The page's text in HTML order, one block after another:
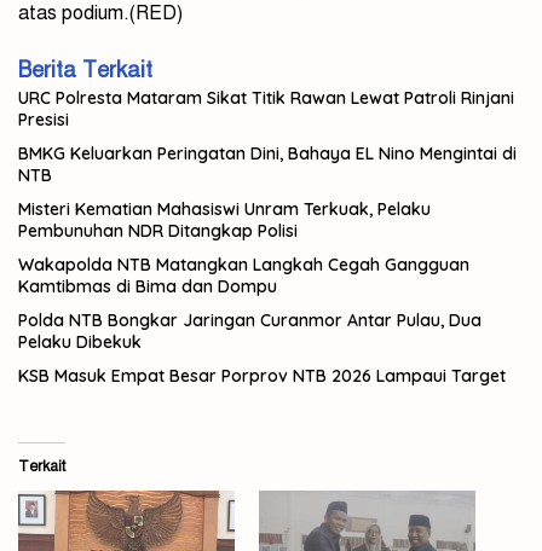
atas podium.(RED)
Berita Terkait
URC Polresta Mataram Sikat Titik Rawan Lewat Patroli Rinjani
Presisi
BMKG Keluarkan Peringatan Dini, Bahaya EL Nino Mengintai di
NTB
Misteri Kematian Mahasiswi Unram Terkuak, Pelaku
Pembunuhan NDR Ditangkap Polisi
Wakapolda NTB Matangkan Langkah Cegah Gangguan
Kamtibmas di Bima dan Dompu
Polda NTB Bongkar Jaringan Curanmor Antar Pulau, Dua
Pelaku Dibekuk
KSB Masuk Empat Besar Porprov NTB 2026 Lampaui Target
Terkait